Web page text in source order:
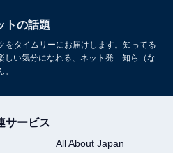
トの話題
をタイムリーにお届けします。知ってる
い気分になれる、ネット発「知ら（な
サービス
All About Japan